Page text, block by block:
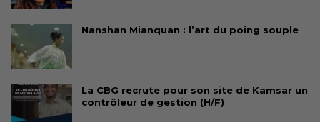
Nanshan Mianquan : l’art du poing souple
La CBG recrute pour son site de Kamsar un
contrôleur de gestion (H/F)